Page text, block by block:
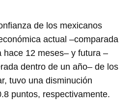
de los mexicanos
actual –comparada
hace 12 meses– y futura –
dentro de un año– de los
tuvo una disminución
puntos, respectivamente.